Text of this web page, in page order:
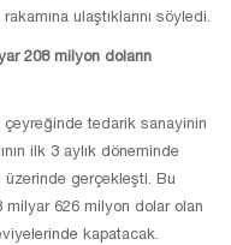
ulaştıklarını söyledi.
208 milyon doların
çeyreğinde tedarik sanayinin
ilk 3 aylık döneminde
üzerinde gerçekleşti. Bu
626 milyon dolar olan
kapatacak.